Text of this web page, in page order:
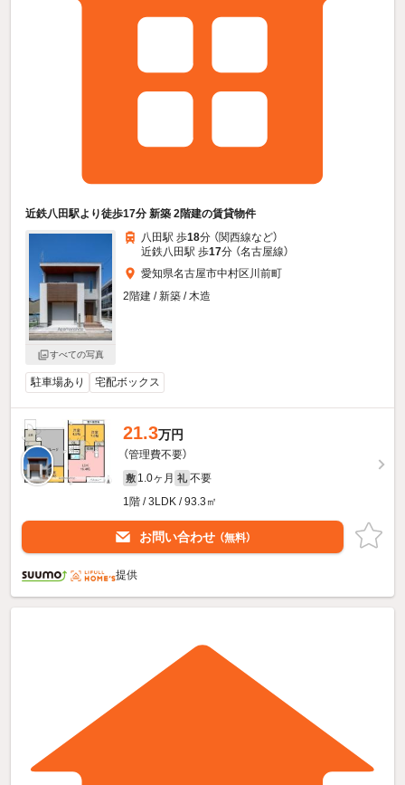
近鉄八田駅より徒歩17分 新築 2階建の賃貸物件
すべての写真
八田駅 歩18分 （関西線など）
近鉄八田駅 歩17分 （名古屋線）
愛知県名古屋市中村区川前町
2階建 / 新築 / 木造
駐車場あり 宅配ボックス
21.3万円
（管理費不要）
敷 1.0ヶ月 礼 不要
1階 / 3LDK / 93.3㎡
お問い合わせ （無料）
提供